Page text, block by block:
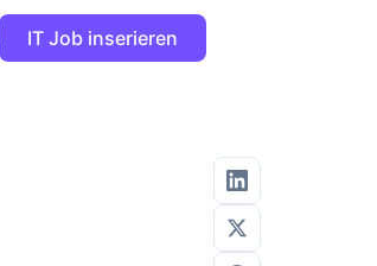
IT Job inserieren